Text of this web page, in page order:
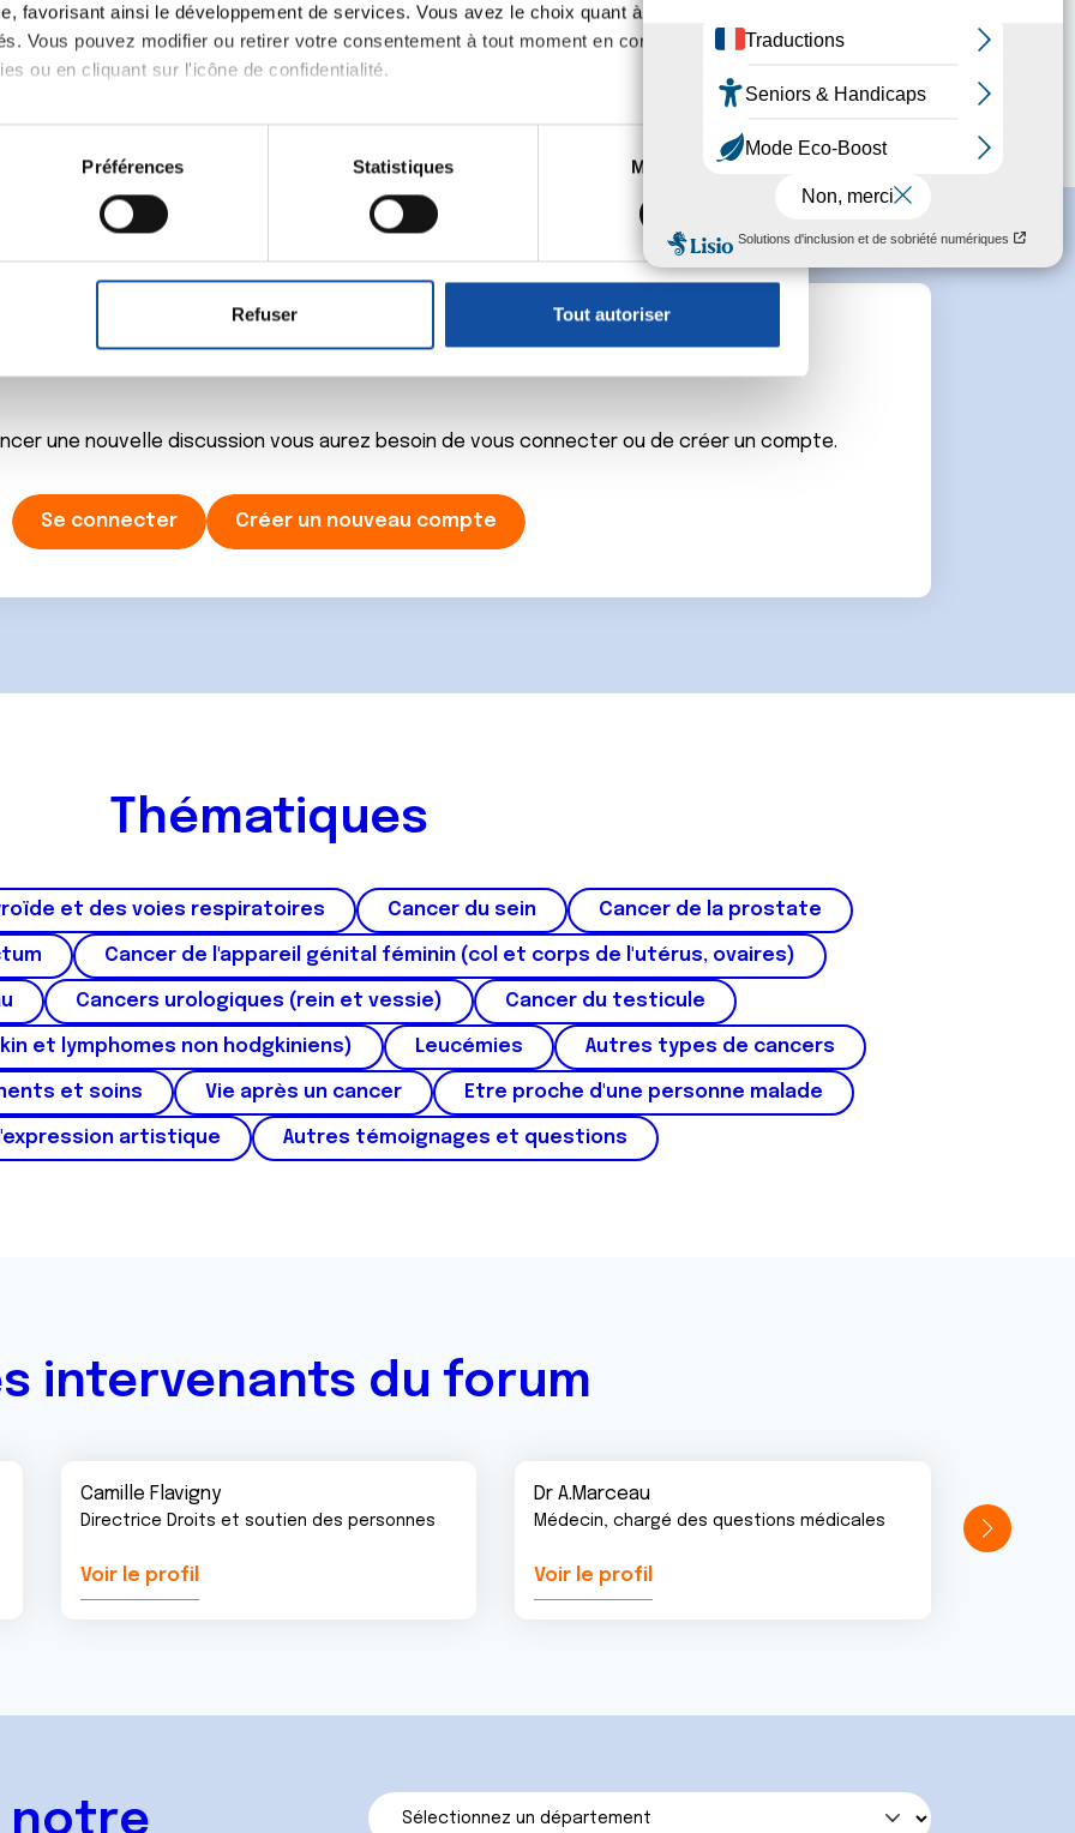
favorisant ainsi le développement de services. Vous avez le choix quant à l'utilisation de
Vous pouvez modifier ou retirer votre consentement à tout moment en consultant la
ou en cliquant sur l'icône de confidentialité.
également :
sur votre localisation géographique qui peuvent être précises à plusieurs mètres près
de vos données personnelles et définir vos préférences, reportez-vous à lasection «
ou retirer votre consentement à tout moment à partir de la déclaration sur les cookies.
Préférences Statistiques Marketing
Refuser Tout autoriser
Ecrire un commentaire
une nouvelle discussion vous aurez besoin de vous connecter ou de créer un compte.
Se connecter Créer un nouveau compte
Thématiques
et des voies respiratoires Cancer du sein Cancer de la prostate
Cancer de l'appareil génital féminin (col et corps de l'utérus, ovaires)
Cancers urologiques (rein et vessie) Cancer du testicule
et lymphomes non hodgkiniens) Leucémies Autres types de cancers
et soins Vie après un cancer Etre proche d'une personne malade
artistique Autres témoignages et questions
intervenants du forum
Camille Flavigny
Directrice Droits et soutien des personnes
Voir le profil
Dr A.Marceau
Médecin, chargé des questions médicales
Voir le profil
notre